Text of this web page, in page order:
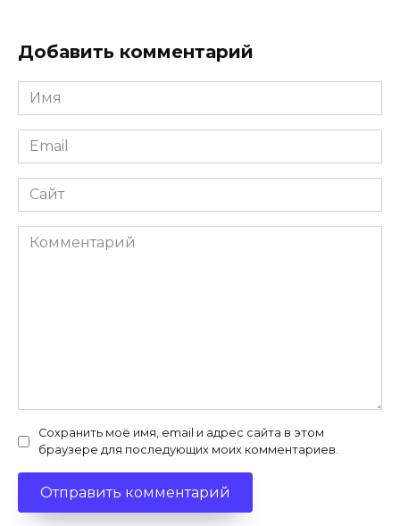
Добавить комментарий
Имя
*
Email
*
Сайт
Комментарий
Сохранить моё имя, email и адрес сайта в этом
браузере для последующих моих комментариев.